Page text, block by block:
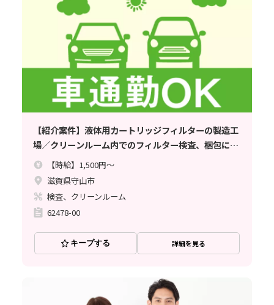
【紹介案件】液体用カートリッジフィルターの製造工
場／クリーンルーム内でのフィルター検査、梱包にな
ります。【時給】1,500円～
滋賀県守山市
検査、クリーンルーム
62478-00
キープする 詳細を見る